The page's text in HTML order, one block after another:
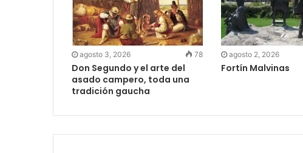
agosto 3, 2026 78
Don Segundo y el arte del
asado campero, toda una
tradición gaucha
agosto 2, 2026
Fortín Malvinas